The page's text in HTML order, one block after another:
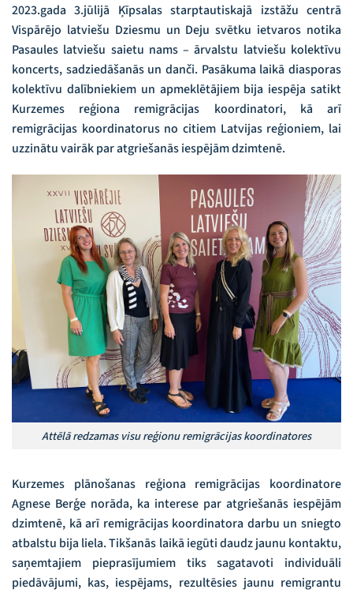
2023.gada 3.jūlijā Ķīpsalas starptautiskajā izstāžu centrā
Vispārējo latviešu Dziesmu un Deju svētku ietvaros notika
Pasaules latviešu saietu nams – ārvalstu latviešu kolektīvu
koncerts, sadziedāšanās un danči. Pasākuma laikā diasporas
kolektīvu dalībniekiem un apmeklētājiem bija iespēja satikt
Kurzemes reģiona remigrācijas koordinatori, kā arī
remigrācijas koordinatorus no citiem Latvijas reģioniem, lai
uzzinātu vairāk par atgriešanās iespējām dzimtenē.
Attēlā redzamas visu reģionu remigrācijas koordinatores
Kurzemes plānošanas reģiona remigrācijas koordinatore
Agnese Berģe norāda, ka interese par atgriešanās iespējām
dzimtenē, kā arī remigrācijas koordinatora darbu un sniegto
atbalstu bija liela. Tikšanās laikā iegūti daudz jaunu kontaktu,
saņemtajiem pieprasījumiem tiks sagatavoti individuāli
piedāvājumi, kas, iespējams, rezultēsies jaunu remigrantu